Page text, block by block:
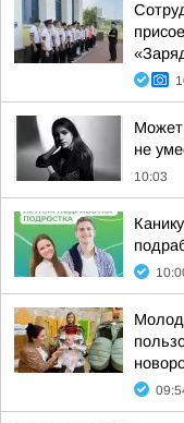
Может
не
10:03